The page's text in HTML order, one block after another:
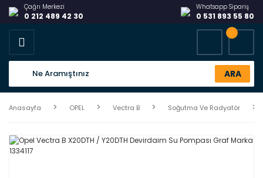
Çağrı Merkezi
0 212 489 42 30
Whatsapp Sipariş
0 531 893 55 80
ARA
Anasayfa OPEL Vectra B Soğutma Ve Radyatör